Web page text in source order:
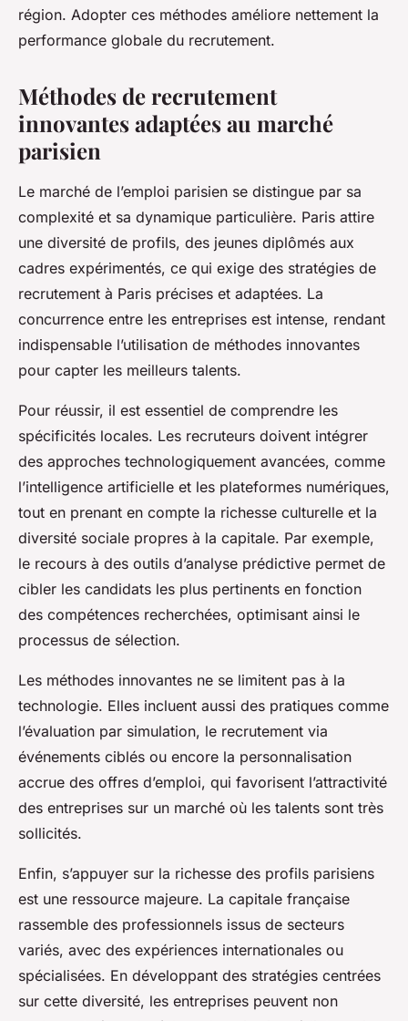
région. Adopter ces méthodes améliore nettement la
performance globale du recrutement.
Méthodes de recrutement
innovantes adaptées au marché
parisien
Le marché de l’emploi parisien se distingue par sa
complexité et sa dynamique particulière. Paris attire
une diversité de profils, des jeunes diplômés aux
cadres expérimentés, ce qui exige des stratégies de
recrutement à Paris précises et adaptées. La
concurrence entre les entreprises est intense, rendant
indispensable l’utilisation de méthodes innovantes
pour capter les meilleurs talents.
Pour réussir, il est essentiel de comprendre les
spécificités locales. Les recruteurs doivent intégrer
des approches technologiquement avancées, comme
l’intelligence artificielle et les plateformes numériques,
tout en prenant en compte la richesse culturelle et la
diversité sociale propres à la capitale. Par exemple,
le recours à des outils d’analyse prédictive permet de
cibler les candidats les plus pertinents en fonction
des compétences recherchées, optimisant ainsi le
processus de sélection.
Les méthodes innovantes ne se limitent pas à la
technologie. Elles incluent aussi des pratiques comme
l’évaluation par simulation, le recrutement via
événements ciblés ou encore la personnalisation
accrue des offres d’emploi, qui favorisent l’attractivité
des entreprises sur un marché où les talents sont très
sollicités.
Enfin, s’appuyer sur la richesse des profils parisiens
est une ressource majeure. La capitale française
rassemble des professionnels issus de secteurs
variés, avec des expériences internationales ou
spécialisées. En développant des stratégies centrées
sur cette diversité, les entreprises peuvent non